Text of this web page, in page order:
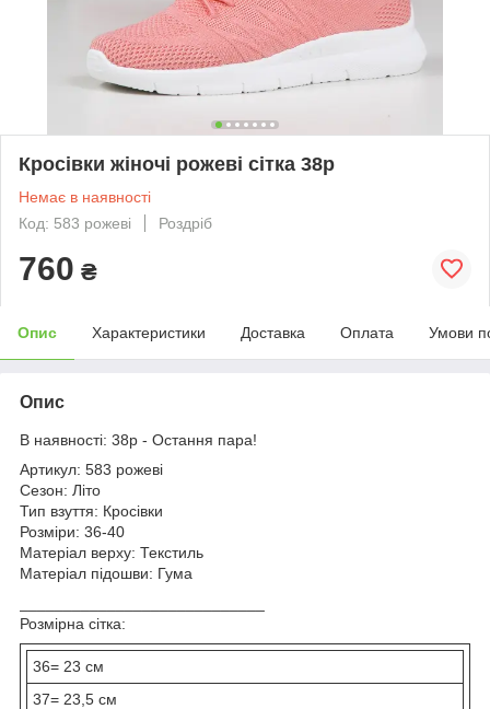
Кросівки жіночі рожеві сітка 38р
Немає в наявності
Код: 583 рожеві
Роздріб
760 ₴
Опис Характеристики Доставка Оплата Умови
Опис
В наявності: 38р - Остання пара!
Артикул: 583 рожеві
Сезон: Літо
Тип взуття: Кросівки
Розміри: 36-40
Матеріал верху: Текстиль
Матеріал підошви: Гума
Розмірна сітка:
36= 23 см
37= 23,5 см